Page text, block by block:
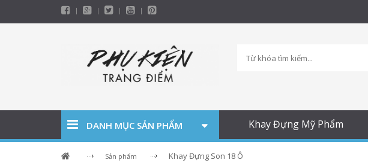
DANH MỤC SẢN PHẨM Khay Đựng Mỹ Phẩm
Sản phẩm Khay Đựng Son 18 Ô